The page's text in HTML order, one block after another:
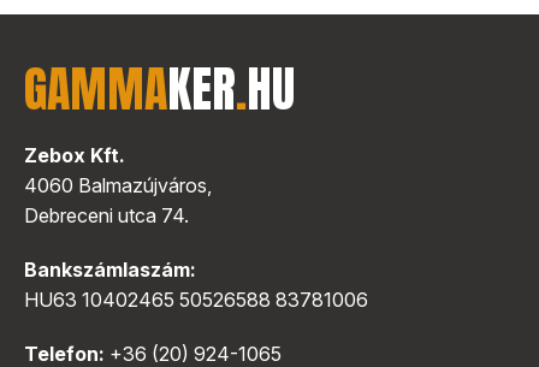
GAMMAKER.HU
Zebox Kft.
4060 Balmazújváros,
Debreceni utca 74.
Bankszámlaszám:
HU63 10402465 50526588 83781006
Telefon: +36 (20) 924-1065